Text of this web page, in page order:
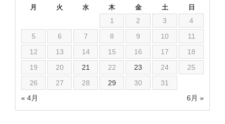
月 火 水 木 金 土 日
« 4月 6月 »
1 2 3
4
5
6 7 8 9 10
11
12
13 14 15 16 17
18
19
20 21 22 23 24
25
26
27 28 29 30 31